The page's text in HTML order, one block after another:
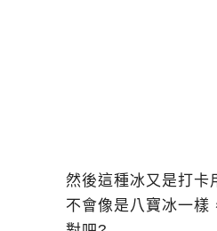
然後這種冰又是打卡
不會像是八寶冰一樣